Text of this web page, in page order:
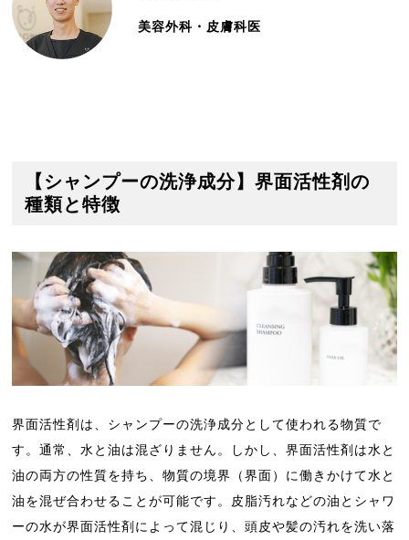
美容外科・皮膚科医
【シャンプーの洗浄成分】界面活性剤の
種類と特徴
界面活性剤は、シャンプーの洗浄成分として使われる物質で
す。通常、水と油は混ざりません。しかし、界面活性剤は水と
油の両方の性質を持ち、物質の境界（界面）に働きかけて水と
油を混ぜ合わせることが可能です。皮脂汚れなどの油とシャワ
ーの水が界面活性剤によって混じり、頭皮や髪の汚れを洗い落